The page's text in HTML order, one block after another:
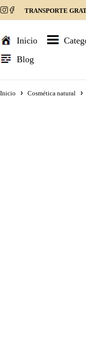
TRANSPORTE
Inicio
Blog
Inicio Cosmética natural